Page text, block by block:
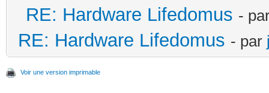
RE: Hardware Lifedomus -
RE: Hardware Lifedomus - par
Voir une version imprimable